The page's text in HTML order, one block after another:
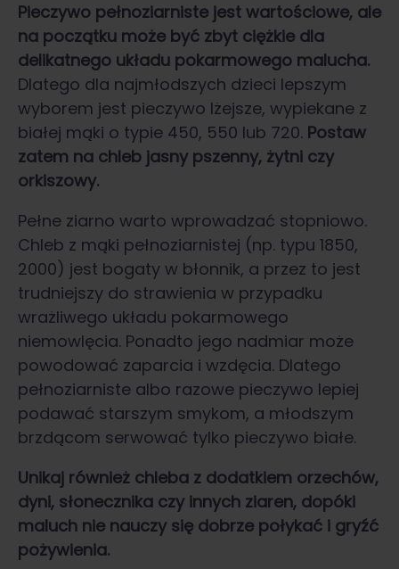
Pieczywo pełnoziarniste jest wartościowe, ale
na początku może być zbyt ciężkie dla
delikatnego układu pokarmowego malucha.
Dlatego dla najmłodszych dzieci lepszym
wyborem jest pieczywo lżejsze, wypiekane z
białej mąki o typie 450, 550 lub 720. Postaw
zatem na chleb jasny pszenny, żytni czy
orkiszowy.
Pełne ziarno warto wprowadzać stopniowo.
Chleb z mąki pełnoziarnistej (np. typu 1850,
2000) jest bogaty w błonnik, a przez to jest
trudniejszy do strawienia w przypadku
wrażliwego układu pokarmowego
niemowlęcia. Ponadto jego nadmiar może
powodować zaparcia i wzdęcia. Dlatego
pełnoziarniste albo razowe pieczywo lepiej
podawać starszym smykom, a młodszym
brzdącom serwować tylko pieczywo białe.
Unikaj również chleba z dodatkiem orzechów,
dyni, słonecznika czy innych ziaren, dopóki
maluch nie nauczy się dobrze połykać i gryźć
pożywienia.